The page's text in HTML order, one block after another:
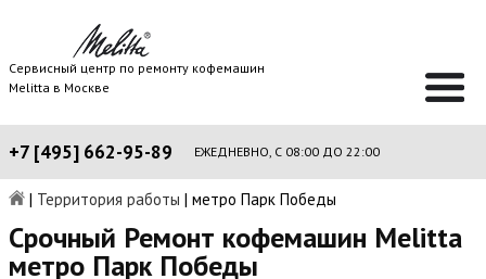
Сервисный центр по ремонту кофемашин
Melitta в Москве
+7 [495] 662-95-89 ЕЖЕДНЕВНО, С 08:00 ДО 22:00
| Территория работы | метро Парк Победы
Срочный Ремонт кофемашин Melitta
метро Парк Победы